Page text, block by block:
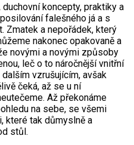
koncepty, praktiky a
falešného já a s
Zmatek a nepořádek, který
nakonec opakovaně a
novými a novými způsoby
leč o to náročnější vnitřní
vzrušujícím, avšak
čeká, až se u ní
Až překonáme
na sebe, se všemi
které tak důmyslně a
stůl.